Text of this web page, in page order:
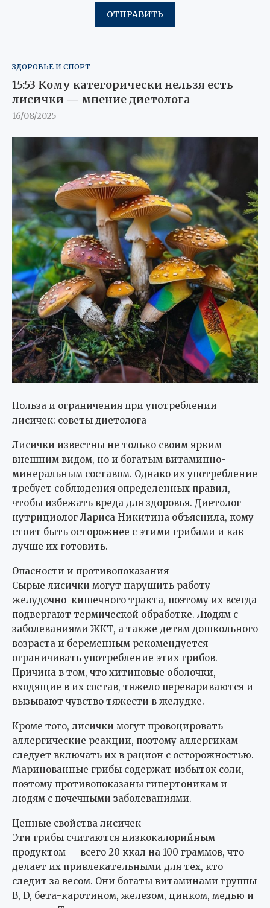
ЗДОРОВЬЕ И СПОРТ
15:53 Кому категорически нельзя есть
лисички — мнение диетолога
16/08/2025
Польза и ограничения при употреблении
лисичек: советы диетолога
Лисички известны не только своим ярким
внешним видом, но и богатым витаминно-
минеральным составом. Однако их употребление
требует соблюдения определенных правил,
чтобы избежать вреда для здоровья. Диетолог-
нутрициолог Лариса Никитина объяснила, кому
стоит быть осторожнее с этими грибами и как
лучше их готовить.
Опасности и противопоказания
Сырые лисички могут нарушить работу
желудочно-кишечного тракта, поэтому их всегда
подвергают термической обработке. Людям с
заболеваниями ЖКТ, а также детям дошкольного
возраста и беременным рекомендуется
ограничивать употребление этих грибов.
Причина в том, что хитиновые оболочки,
входящие в их состав, тяжело перевариваются и
вызывают чувство тяжести в желудке.
Кроме того, лисички могут провоцировать
аллергические реакции, поэтому аллергикам
следует включать их в рацион с осторожностью.
Маринованные грибы содержат избыток соли,
поэтому противопоказаны гипертоникам и
людям с почечными заболеваниями.
Ценные свойства лисичек
Эти грибы считаются низкокалорийным
продуктом — всего 20 ккал на 100 граммов, что
делает их привлекательными для тех, кто
следит за весом. Они богаты витаминами группы
B, D, бета-каротином, железом, цинком, медью и